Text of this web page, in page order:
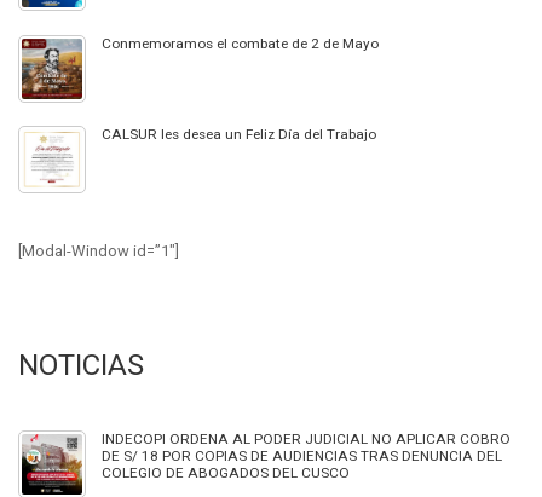
Conmemoramos el combate de 2 de Mayo
CALSUR les desea un Feliz Día del Trabajo
[Modal-Window id=”1″]
NOTICIAS
INDECOPI ORDENA AL PODER JUDICIAL NO APLICAR COBRO
DE S/ 18 POR COPIAS DE AUDIENCIAS TRAS DENUNCIA DEL
COLEGIO DE ABOGADOS DEL CUSCO